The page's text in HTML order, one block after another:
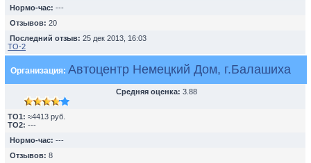
Нормо-час: ---
Отзывов: 20
Последний отзыв: 25 дек 2013, 16:03
ТО-2
Организация: Автоцентр Немецкий Дом, г.Балашиха
Средняя оценка: 3.88
TO1: ≈4413 руб.
TO2: ---
Нормо-час: ---
Отзывов: 8